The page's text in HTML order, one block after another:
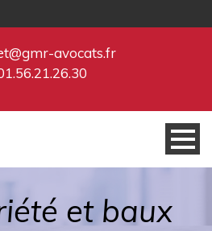
avocats.fr
et baux